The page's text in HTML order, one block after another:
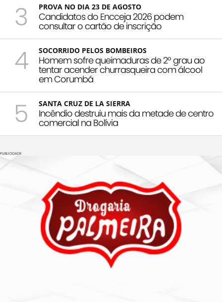
3 PROVA NO DIA 23 DE AGOSTO
Candidatos do Encceja 2026 podem
consultar o cartão de inscrição
4 SOCORRIDO PELOS BOMBEIROS
Homem sofre queimaduras de 2º grau ao
tentar acender churrasqueira com álcool
em Corumbá
5 SANTA CRUZ DE LA SIERRA
Incêndio destruiu mais da metade de centro
comercial na Bolívia
PUBLICIDADE